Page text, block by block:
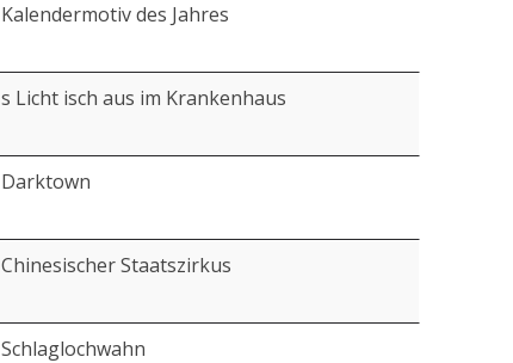
Kalendermotiv des Jahres
s Licht isch aus im Krankenhaus
Darktown
Chinesischer Staatszirkus
Schlaglochwahn